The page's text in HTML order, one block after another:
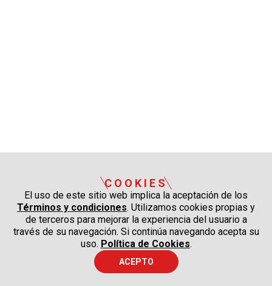
COOKIES
El uso de este sitio web implica la aceptación de los
Términos y condiciones. Utilizamos cookies propias y
de terceros para mejorar la experiencia del usuario a
través de su navegación. Si continúa navegando acepta su
uso. Política de Cookies.
ACEPTO